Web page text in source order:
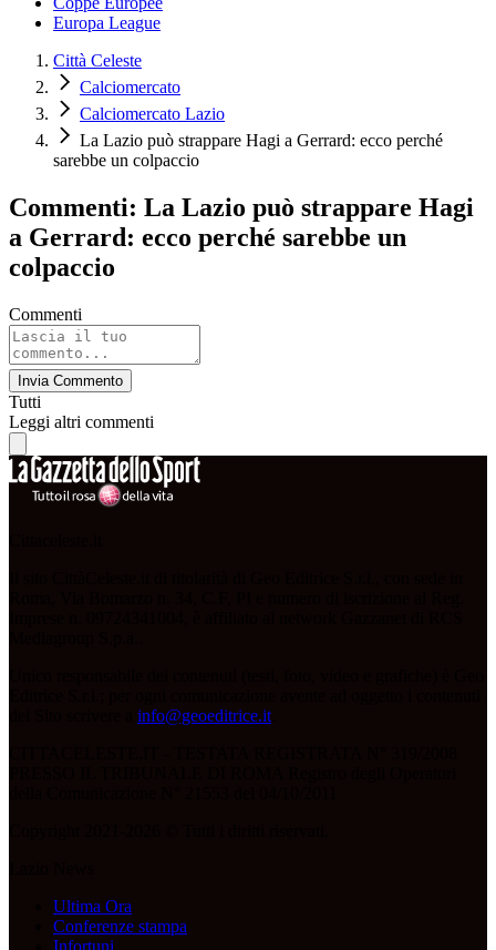
Europa League
Città Celeste
Calciomercato
Calciomercato Lazio
La Lazio può strappare Hagi a Gerrard: ecco perché
sarebbe un colpaccio
Commenti: La Lazio può strappare Hagi
a Gerrard: ecco perché sarebbe un
colpaccio
Commenti
Invia Commento
Tutti
Leggi altri commenti
info@geoeditrice.it
Ultima Ora
Conferenze stampa
Infortuni